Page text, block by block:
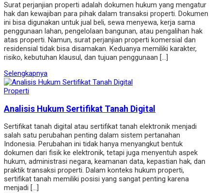
Surat perjanjian properti adalah dokumen hukum yang mengatur
hak dan kewajiban para pihak dalam transaksi properti. Dokumen
ini bisa digunakan untuk jual beli, sewa menyewa, kerja sama
penggunaan lahan, pengelolaan bangunan, atau pengalihan hak
atas properti. Namun, surat perjanjian properti komersial dan
residensial tidak bisa disamakan. Keduanya memiliki karakter,
risiko, kebutuhan klausul, dan tujuan penggunaan […]
Selengkapnya
Properti
Analisis Hukum Sertifikat Tanah Digital
Sertifikat tanah digital atau sertifikat tanah elektronik menjadi
salah satu perubahan penting dalam sistem pertanahan
Indonesia. Perubahan ini tidak hanya menyangkut bentuk
dokumen dari fisik ke elektronik, tetapi juga menyentuh aspek
hukum, administrasi negara, keamanan data, kepastian hak, dan
praktik transaksi properti. Dalam konteks hukum properti,
sertifikat tanah memiliki posisi yang sangat penting karena
menjadi […]